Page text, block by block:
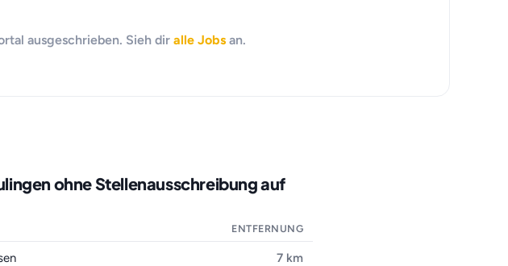
ausgeschrieben. Sieh dir alle Jobsan.
ohne Stellenausschreibung auf
ENTFERNUNG
7 km